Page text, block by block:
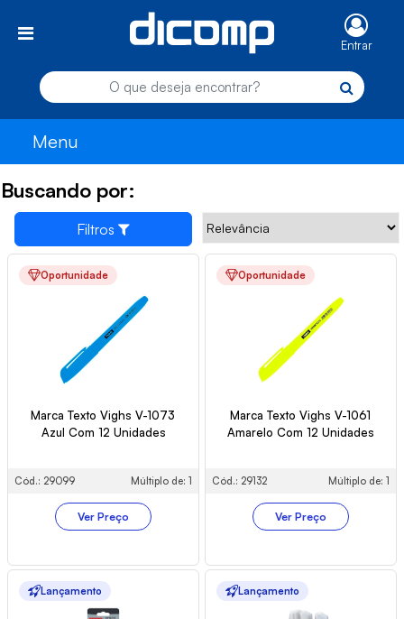
Entrar
Menu
Buscando por:
Filtros
Oportunidade
Marca Texto Vighs V-1073
Azul Com 12 Unidades
Cód.: 29099 Múltiplo de: 1
Ver Preço
Oportunidade
Marca Texto Vighs V-1061
Amarelo Com 12 Unidades
Cód.: 29132 Múltiplo de: 1
Ver Preço
Lançamento Lançamento